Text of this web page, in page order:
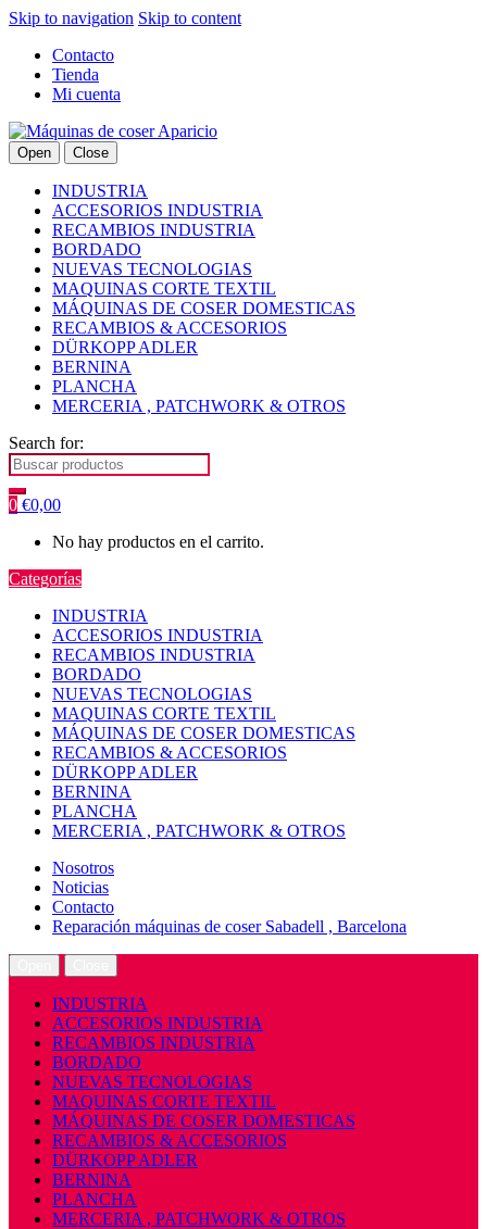
Skip to navigation Skip to content
Contacto
Tienda
Mi cuenta
Open Close
INDUSTRIA
ACCESORIOS INDUSTRIA
RECAMBIOS INDUSTRIA
BORDADO
NUEVAS TECNOLOGIAS
MAQUINAS CORTE TEXTIL
MÁQUINAS DE COSER DOMESTICAS
RECAMBIOS & ACCESORIOS
DÜRKOPP ADLER
BERNINA
PLANCHA
MERCERIA , PATCHWORK & OTROS
Search for:
0 €0,00
No hay productos en el carrito.
Categorías
INDUSTRIA
ACCESORIOS INDUSTRIA
RECAMBIOS INDUSTRIA
BORDADO
NUEVAS TECNOLOGIAS
MAQUINAS CORTE TEXTIL
MÁQUINAS DE COSER DOMESTICAS
RECAMBIOS & ACCESORIOS
DÜRKOPP ADLER
BERNINA
PLANCHA
MERCERIA , PATCHWORK & OTROS
Nosotros
Noticias
Contacto
Reparación máquinas de coser Sabadell , Barcelona
INDUSTRIA
ACCESORIOS INDUSTRIA
RECAMBIOS INDUSTRIA
BORDADO
NUEVAS TECNOLOGIAS
MAQUINAS CORTE TEXTIL
MÁQUINAS DE COSER DOMESTICAS
RECAMBIOS & ACCESORIOS
DÜRKOPP ADLER
BERNINA
PLANCHA
MERCERIA , PATCHWORK & OTROS